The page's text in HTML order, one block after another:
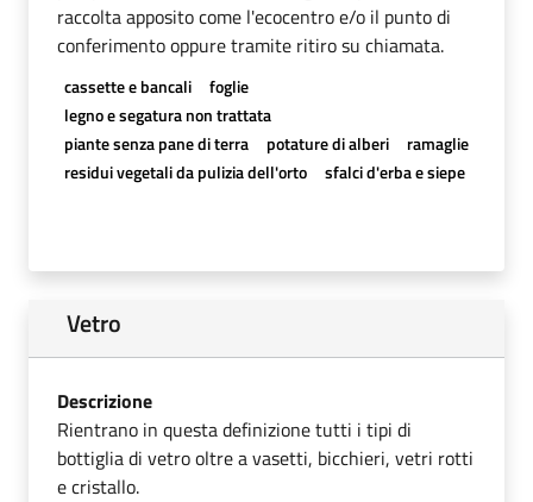
raccolta apposito come l'ecocentro e/o il punto di
conferimento oppure tramite ritiro su chiamata.
cassette e bancali
foglie
legno e segatura non trattata
piante senza pane di terra
potature di alberi
ramaglie
residui vegetali da pulizia dell'orto
sfalci d'erba e siepe
Vetro
Descrizione
Rientrano in questa definizione tutti i tipi di
bottiglia di vetro oltre a vasetti, bicchieri, vetri rotti
e cristallo.